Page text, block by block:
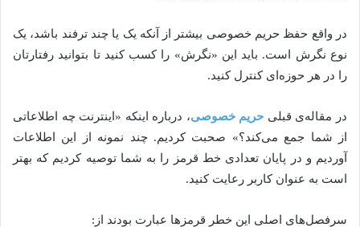
در واقع حفظ حریم خصوصی بیشتر از آنکه یک یا چند ترفند باشد، یک
نوع نگرش است. باید این «نگرش» را کسب کنید تا بتوانید رفتارتان
را در هر حوزه‌ای کنترل کنید.
در مقاله‌ی قبلی حریم خصوصی، درباره اینکه «اینترنت چه اطلاعاتی
از شما جمع می‌کند؟» صحبت کردیم. چند نمونه از این اطلاعات
آوردیم و در پایان تعدادی خط قرمز را به شما توصیه کردیم که بهتر
است به عنوان کاربر رعایت کنید.
سرفصل‌های اصلی این خطر قرمزها عبارت بودند از: